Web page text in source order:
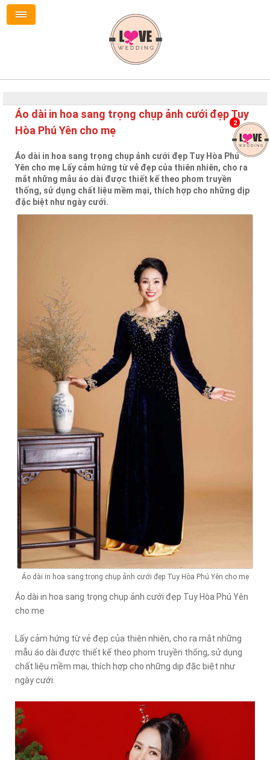
Áo dài in hoa sang trọng chụp ảnh cưới đẹp Tuy
Hòa Phú Yên cho mẹ
Áo dài in hoa sang trọng chụp ảnh cưới đẹp Tuy Hòa Phú
Yên cho mẹ Lấy cảm hứng từ vẻ đẹp của thiên nhiên, cho ra
mắt những mẫu áo dài được thiết kế theo phom truyền
thống, sử dụng chất liệu mềm mại, thích hợp cho những dịp
đặc biệt như ngày cưới.
Áo dài in hoa sang trọng chụp ảnh cưới đẹp Tuy Hòa Phú Yên cho mẹ
Áo dài in hoa sang trọng chụp ảnh cưới đẹp Tuy Hòa Phú Yên
cho mẹ
Lấy cảm hứng từ vẻ đẹp của thiên nhiên, cho ra mắt những
mẫu áo dài được thiết kế theo phom truyền thống, sử dụng
chất liệu mềm mại, thích hợp cho những dịp đặc biệt như
ngày cưới.
2